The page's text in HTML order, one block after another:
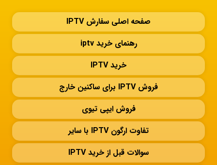
صفحه اصلی سفارش IPTV
رهنمای خرید iptv
خرید IPTV
فروش IPTV برای ساکنین خارج
فروش ایپی تیوی
تفاوت ارگون IPTV با سایر
سوالات قبل از خرید IPTV